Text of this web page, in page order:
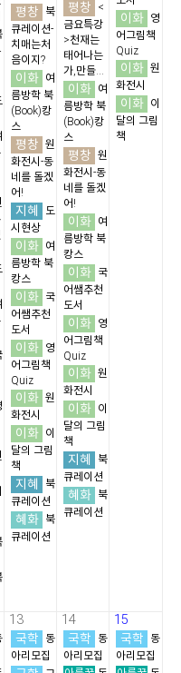
평창
북
큐레이션-
치매는처
음이지?
이화
여
름방학 북
(Book)캉
스
평창 원
화전시-동
네를 돌겠
어!
지혜
도
시현상
이화
여
름방학 북
캉스
이화
국
어쌤추천
도서
이화
영
어그림책
Quiz
이화 원
화전시
이화
이
달의 그림
책
지혜
북
큐레이션
혜화
북
큐레이션
평창
<
금요특강
>천재는
태어나는
가,만들...
이화
여
름방학 북
(Book)캉
스
평창 원
화전시-동
네를 돌겠
어!
이화
여
름방학 북
캉스
이화
국
어쌤추천
도서
이화
영
어그림책
Quiz
이화 원
화전시
이화
이
달의 그림
책
지혜
북
큐레이션
혜화
북
큐레이션
이화
영
어그림책
Quiz
이화 원
화전시
이화
이
달의 그림
책
13
국학
동
아리모집
14
국학
동
아리모집
15
국학
동
아리모집